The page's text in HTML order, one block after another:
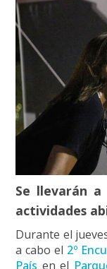
Se llevarán a
actividades
Durante el
a cabo el 2º
País en el